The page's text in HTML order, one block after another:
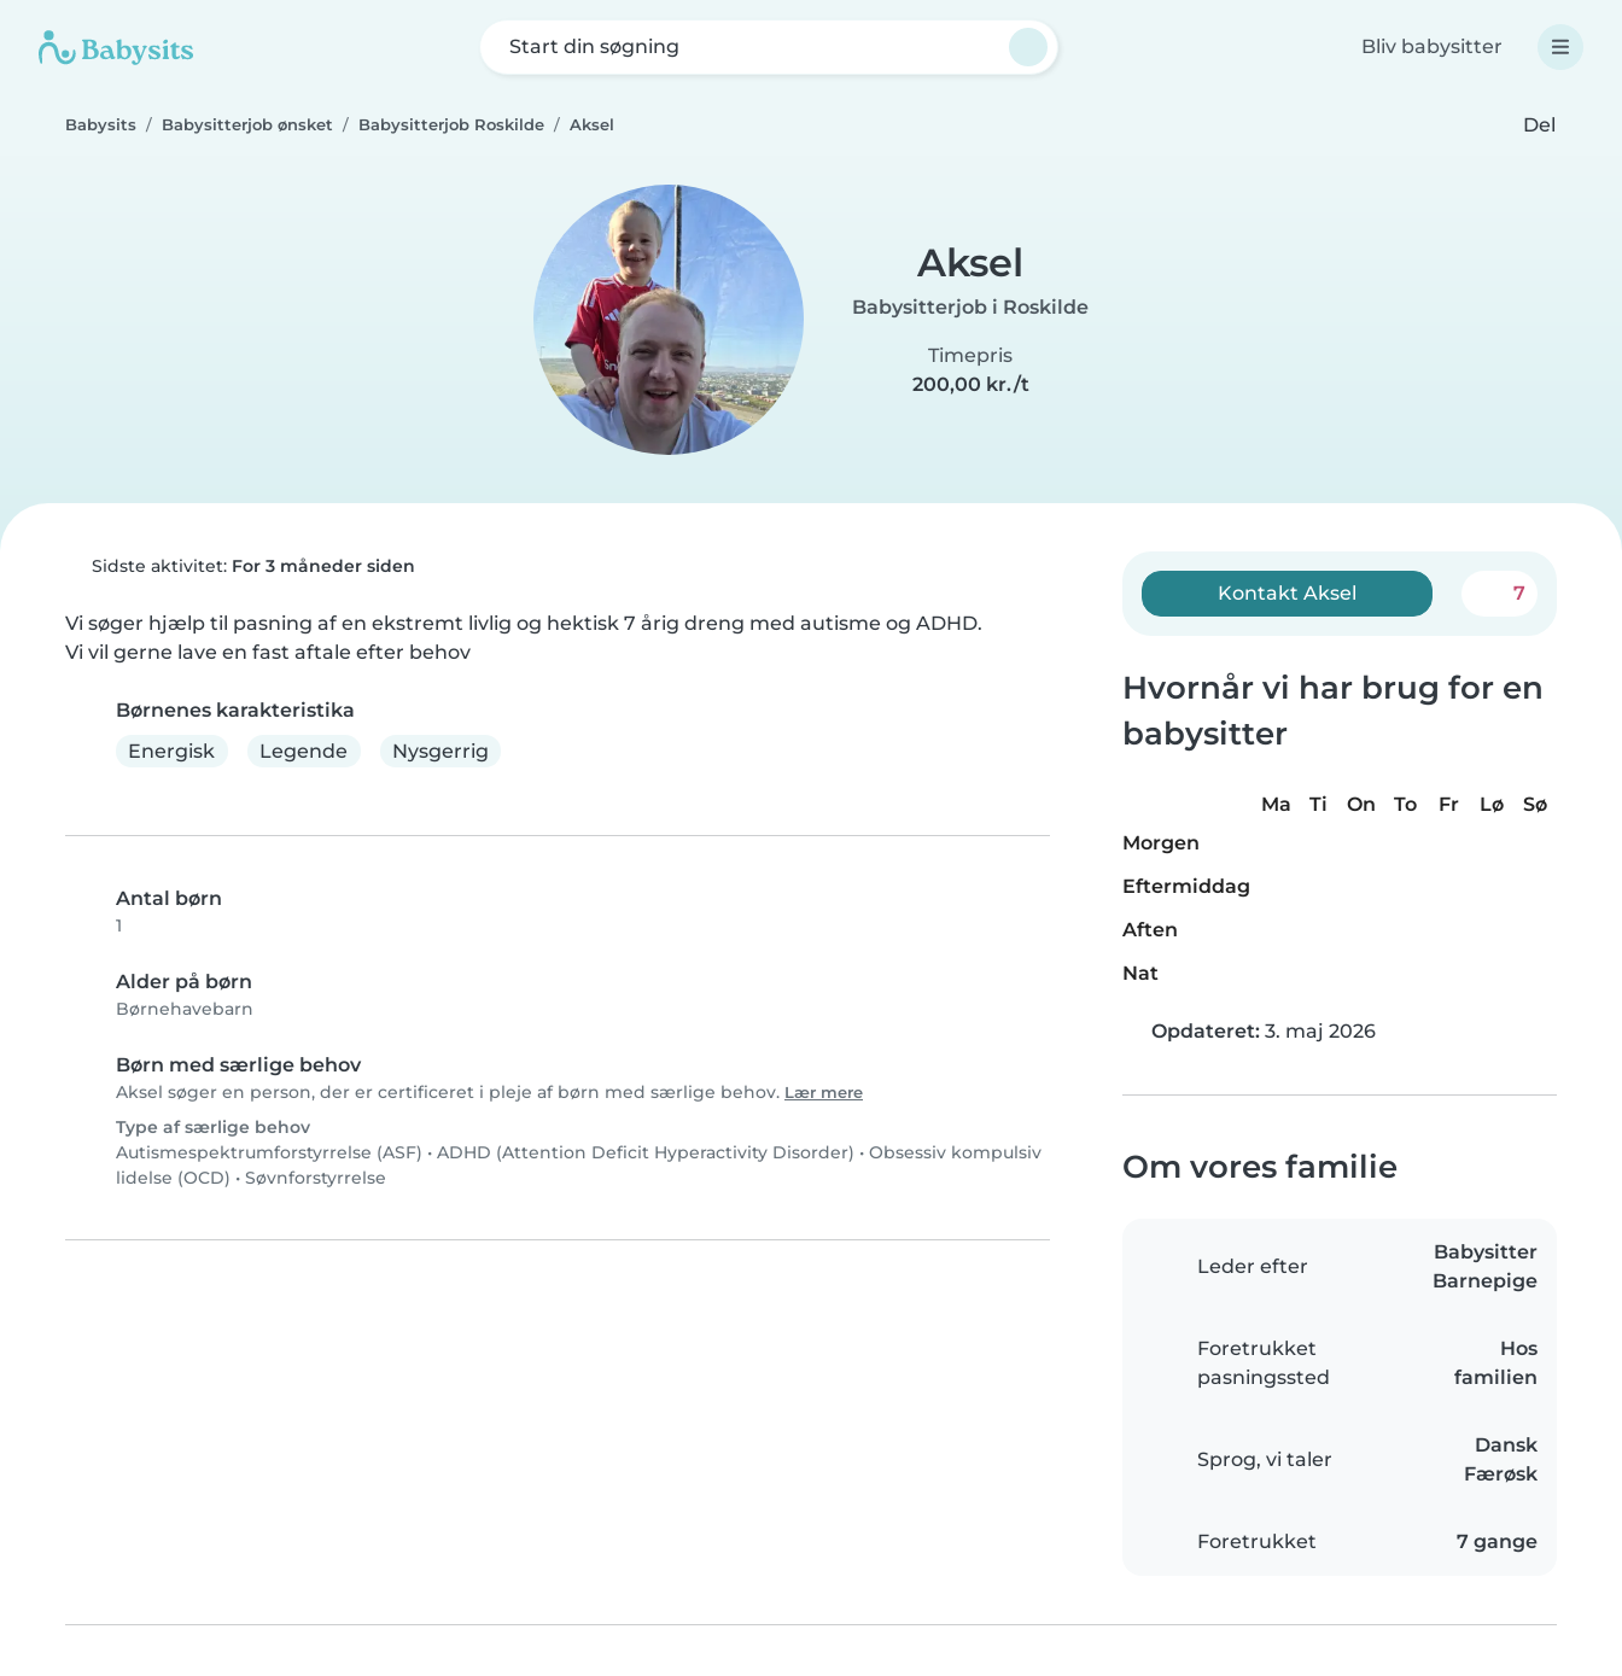
Start din søgning Bliv babysitter
Babysits Babysitterjob ønsket Babysitterjob Roskilde Aksel Del
Aksel
Babysitterjob i Roskilde
Timepris
200,00 kr./t
Sidste aktivitet: For 3 måneder siden
Vi søger hjælp til pasning af en ekstremt livlig og hektisk 7 årig dreng med autisme og ADHD.
Vi vil gerne lave en fast aftale efter behov
Børnenes karakteristika
Energisk
Legende Nysgerrig
Antal børn
1
Alder på børn
Børnehavebarn
Børn med særlige behov
Aksel søger en person, der er certificeret i pleje af børn med særlige behov. Lær mere
Type af særlige behov
Autismespektrumforstyrrelse (ASF) • ADHD (Attention Deficit Hyperactivity Disorder) • Obsessiv kompulsiv
lidelse (OCD) • Søvnforstyrrelse
Kontakt Aksel 7
Hvornår vi har brug for en
babysitter
Ma Ti On To Fr Lø
Sø
Morgen
Eftermiddag
Aften
Nat
Opdateret: 3. maj 2026
Om vores familie
Leder efter
Babysitter
Barnepige
Foretrukket
pasningssted
Hos
familien
Sprog, vi taler
Dansk
Færøsk
Foretrukket 7 gange